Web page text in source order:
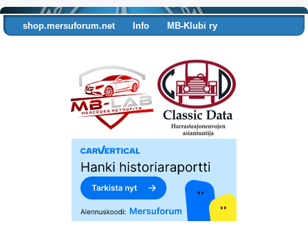
shop.mersuforum.net Info
MB-Klubi ry